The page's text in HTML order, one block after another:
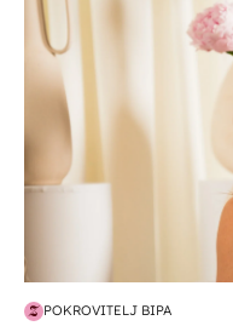
POKROVITELJ BIPA